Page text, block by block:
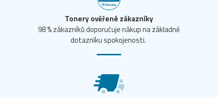
Tonery ověřené zákazníky
98 % zákazníků doporučuje nákup na základně
dotazníku spokojenosti.